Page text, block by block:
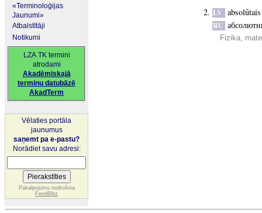
«Terminoloģijas
Jaunumi»
Atbalstītāji
Notikumi
LZA TK termini
atrodami
Akadēmiskajā
terminu datubāzē
AkadTerm
Vēlaties portāla
jaunumus
saņemt pa e-pastu?
Norādiet savu adresi:
Pakalpojumu nodrošina
FeedBlitz
LV
RU
Fizika,